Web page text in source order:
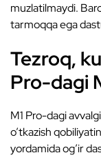
muzlatilmaydi.
tarmoqqa ega
Tezroq,
Pro-dagi
M1 Pro-dagi
o’tkazish
yordamida og’ir